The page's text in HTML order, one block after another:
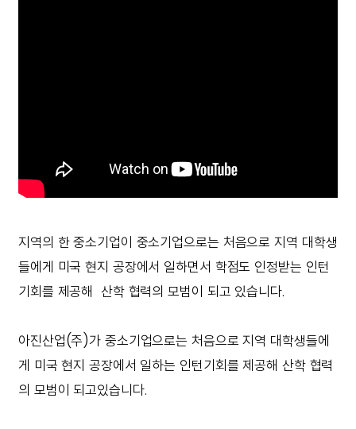
지역의 한 중소기업이 중소기업으로는 처음으로 지역 대학생
들에게 미국 현지 공장에서 일하면서 학점도 인정받는 인턴
기회를 제공해 산학 협력의 모범이 되고 있습니다.
아진산업(주)가 중소기업으로는 처음으로 지역 대학생들에
게 미국 현지 공장에서 일하는 인턴기회를 제공해 산학 협력
의 모범이 되고있습니다.